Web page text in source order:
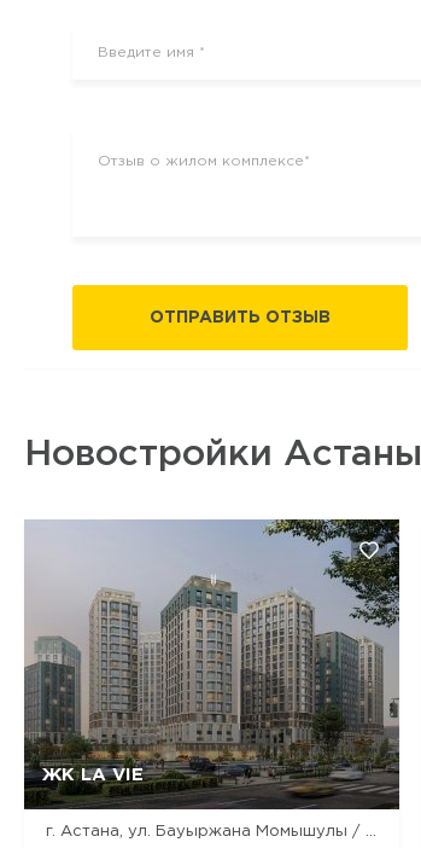
ОТПРАВИТЬ ОТЗЫВ
Новостройки Астаны
ЖК LA VIE
г. Астана, ул. Бауыржана Момышулы / ул. Ракымжана Кошкарбаева / ул. Дауылпаз (Акыртас)
Да, удалить Отмена